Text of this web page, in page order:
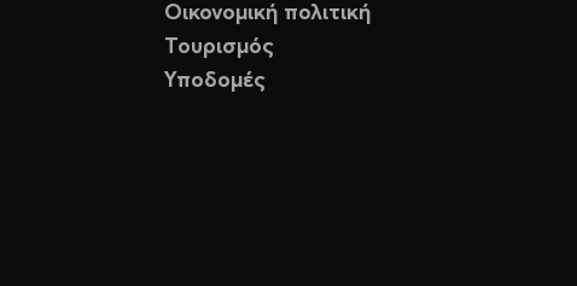
Οικονομική πολιτική
Τουρισμός
Υποδομές